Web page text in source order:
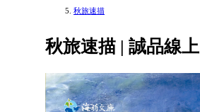
秋旅速描
秋旅速描 | 誠品線上